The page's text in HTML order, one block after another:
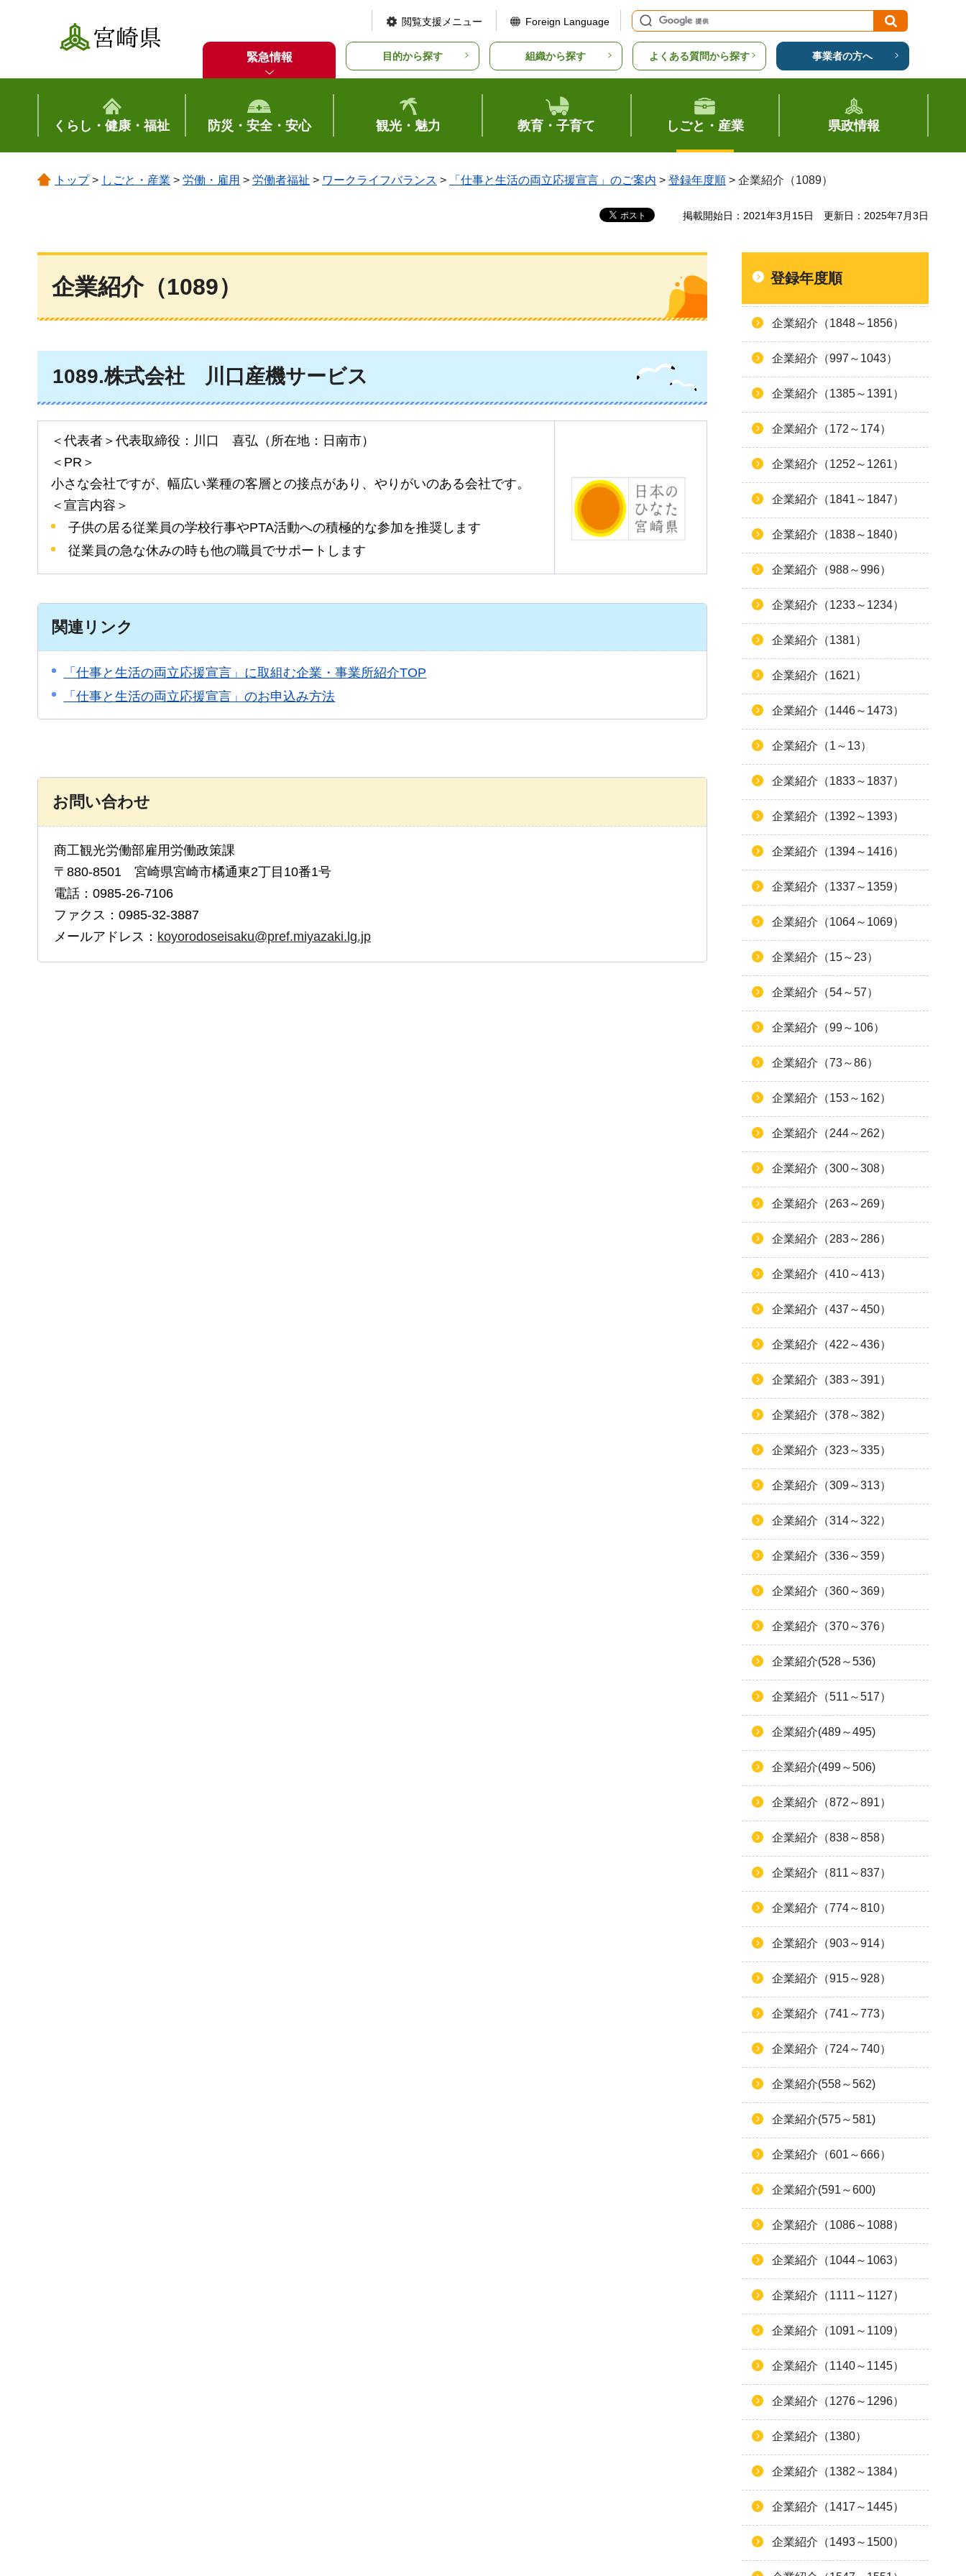
宮崎県
閲覧支援メニュー Foreign Language
緊急情報 目的から探す 組織から探す よくある質問から探す 事業者の方へ
くらし・健康・福祉 防災・安全・安心 観光・魅力 教育・子育て しごと・産業 県政情報
トップ> しごと・産業 > 労働・雇用 > 労働者福祉 > ワークライフバランス > 「仕事と生活の両立応援宣言」のご案内 > 登録年度順 > 企業紹介（1089）
掲載開始日：2021年3月15日 更新日：2025年7月3日
企業紹介（1089）
1089.株式会社 川 口産機サービス
＜代表者＞代表取締役：川口 喜弘（所在地：日南市）
＜PR＞
小さな会社ですが、幅広い業種の客層との接点があり、やりがいのある会社です。
＜宣言内容＞
子供の居る従業員の学校行事やPTA活動への積極的な参加を推奨します
従業員の急な休みの時も他の職員でサポートします
関連リンク
「仕事と生活の両立応援宣言」に取組む企業・事業所紹介TOP
「仕事と生活の両立応援宣言」のお申込み方法
お問い合わせ
商工観光労働部雇用労働政策課
〒880-8501 宮崎県宮崎市橘通東2丁目10番1号
電話：0985-26-7106
ファクス：0985-32-3887
メールアドレス： koyorodoseisaku@pref.miyazaki.lg.jp
登録年度順
企業紹介（1848～1856）
企業紹介（997～1043）
企業紹介（1385～1391）
企業紹介（172～174）
企業紹介（1252～1261）
企業紹介（1841～1847）
企業紹介（1838～1840）
企業紹介（988～996）
企業紹介（1233～1234）
企業紹介（1381）
企業紹介（1621）
企業紹介（1446～1473）
企業紹介（1～13）
企業紹介（1833～1837）
企業紹介（1392～1393）
企業紹介（1394～1416）
企業紹介（1337～1359）
企業紹介（1064～1069）
企業紹介（15～23）
企業紹介（54～57）
企業紹介（99～106）
企業紹介（73～86）
企業紹介（153～162）
企業紹介（244～262）
企業紹介（300～308）
企業紹介（263～269）
企業紹介（283～286）
企業紹介（410～413）
企業紹介（437～450）
企業紹介（422～436）
企業紹介（383～391）
企業紹介（378～382）
企業紹介（323～335）
企業紹介（309～313）
企業紹介（314～322）
企業紹介（336～359）
企業紹介（360～369）
企業紹介（370～376）
企業紹介(528～536)
企業紹介（511～517）
企業紹介(489～495)
企業紹介(499～506)
企業紹介（872～891）
企業紹介（838～858）
企業紹介（811～837）
企業紹介（774～810）
企業紹介（903～914）
企業紹介（915～928）
企業紹介（741～773）
企業紹介（724～740）
企業紹介(558～562)
企業紹介(575～581)
企業紹介（601～666）
企業紹介(591～600)
企業紹介（1086～1088）
企業紹介（1044～1063）
企業紹介（1111～1127）
企業紹介（1091～1109）
企業紹介（1140～1145）
企業紹介（1276～1296）
企業紹介（1380）
企業紹介（1382～1384）
企業紹介（1417～1445）
企業紹介（1493～1500）